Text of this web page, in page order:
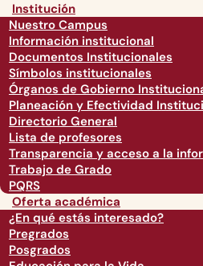
Institución
Nuestro Campus
Información institucional
Documentos Institucionales
Símbolos institucionales
Órganos de Gobierno
Planeación y Efectividad
Directorio General
Lista de profesores
Transparencia y acceso a la
Trabajo de Grado
PQRS
Oferta académica
¿En qué estás interesado?
Pregrados
Posgrados